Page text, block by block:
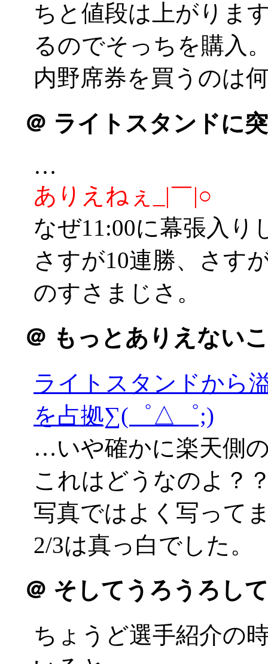
ちと値段は上がりま
るのでそっちを購入
内野席券を買うのは
＠ ライトスタンドに
…
ありえねぇ_|￣|○
なぜ11:00に幕張入
さすが10連勝、さす
のすさまじさ。
＠ もっとありえない
ライトスタンドから
を占拠∑(゜△゜;)
…いや確かに楽天側
これはどうなのよ？
写真ではよく写って
2/3は真っ白でした。
＠ そしてうろうろし
ちょうど選手紹介の